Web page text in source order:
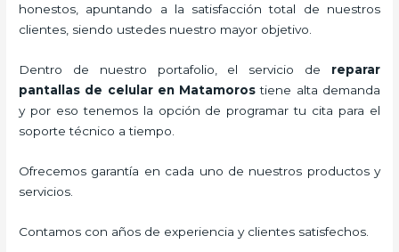
honestos, apuntando a la satisfacción total de nuestros
clientes, siendo ustedes nuestro mayor objetivo.
Dentro de nuestro portafolio, el servicio de reparar
pantallas de celularen Matamoros tiene alta demanda
y por eso tenemos la opción de programar tu cita para el
soporte técnico a tiempo.
Ofrecemos garantía en cada uno de nuestros productos y
servicios.
Contamos con años de experiencia y clientes satisfechos.